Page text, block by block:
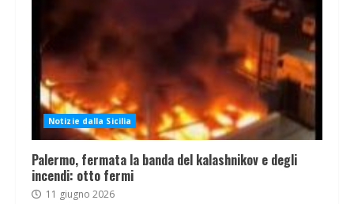
Notizie dalla Sicilia
Palermo, fermata la banda del kalashnikov e degli
incendi: otto fermi
11 giugno 2026